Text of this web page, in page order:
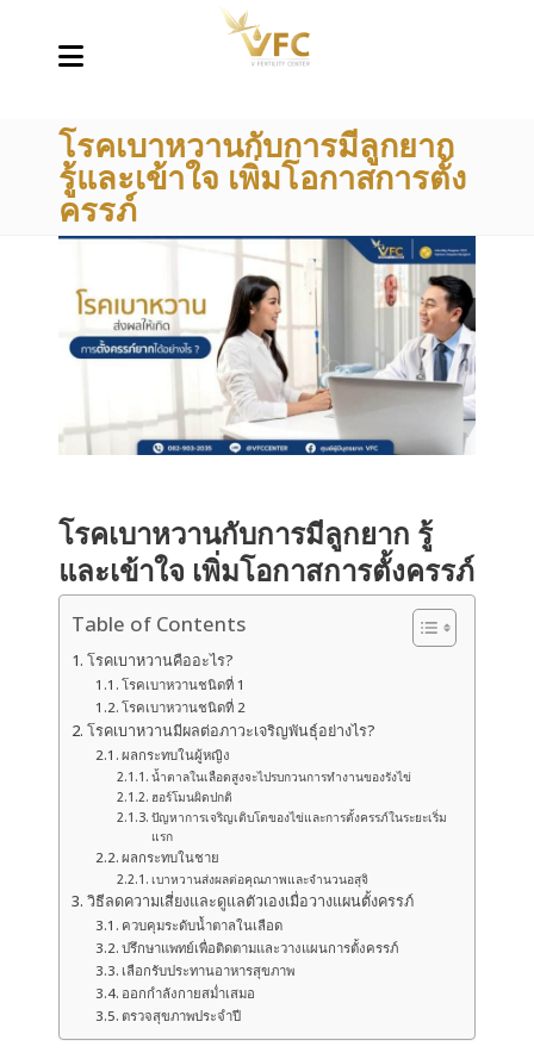
โรคเบาหวานกับการมีลูกยาก
รู้และเข้าใจ เพิ่มโอกาสการตั้ง
ครรภ์
โรคเบาหวานกับการมีลูกยาก รู้
และเข้าใจ เพิ่มโอกาสการตั้งครรภ์
Table of Contents
โรคเบาหวานคืออะไร?
โรคเบาหวานชนิดที่ 1
โรคเบาหวานชนิดที่ 2
โรคเบาหวานมีผลต่อภาวะเจริญพันธุ์อย่างไร?
ผลกระทบในผู้หญิง
น้ำตาลในเลือดสูงจะไปรบกวนการทำงานของรังไข่
ฮอร์โมนผิดปกติ
ปัญหาการเจริญเติบโตของไข่และการตั้งครรภ์ในระยะเริ่ม
แรก
ผลกระทบในชาย
เบาหวานส่งผลต่อคุณภาพและจำนวนอสุจิ
วิธีลดความเสี่ยงและดูแลตัวเองเมื่อวางแผนตั้งครรภ์
ควบคุมระดับน้ำตาลในเลือด
ปรึกษาแพทย์เพื่อติดตามและวางแผนการตั้งครรภ์
เลือกรับประทานอาหารสุขภาพ
ออกกำลังกายสม่ำเสมอ
ตรวจสุขภาพประจำปี